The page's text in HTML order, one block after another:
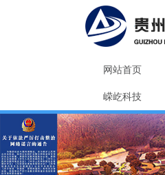
网站首页
嵘屹科技